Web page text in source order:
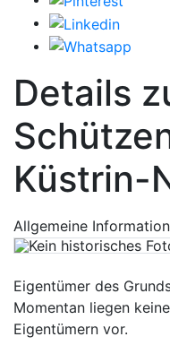
Details
Küstrin-
Allgemeine
Eigentümer des
Momentan liegen
Eigentümern vor.